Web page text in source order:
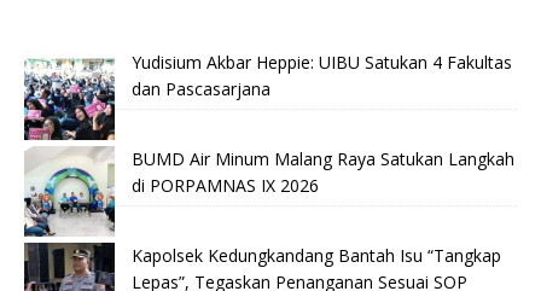
Yudisium Akbar Heppie: UIBU Satukan 4 Fakultas
dan Pascasarjana
BUMD Air Minum Malang Raya Satukan Langkah
di PORPAMNAS IX 2026
Kapolsek Kedungkandang Bantah Isu “Tangkap
Lepas”, Tegaskan Penanganan Sesuai SOP